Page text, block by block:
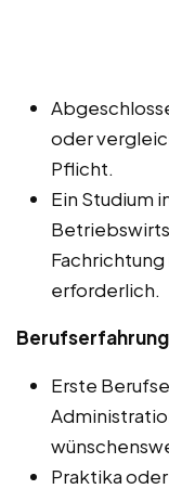
oder
Pflicht.
Ein Studium
erforderlich.
Berufserfahrung
Erste
Praktika